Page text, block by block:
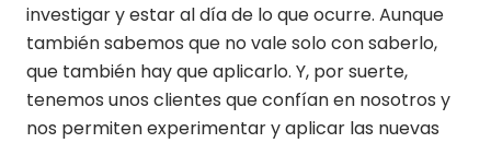
investigar y estar al día de lo que ocurre. Aunque
también sabemos que no vale solo con saberlo,
que también hay que aplicarlo. Y, por suerte,
tenemos unos clientes que confían en nosotros y
nos permiten experimentar y aplicar las nuevas